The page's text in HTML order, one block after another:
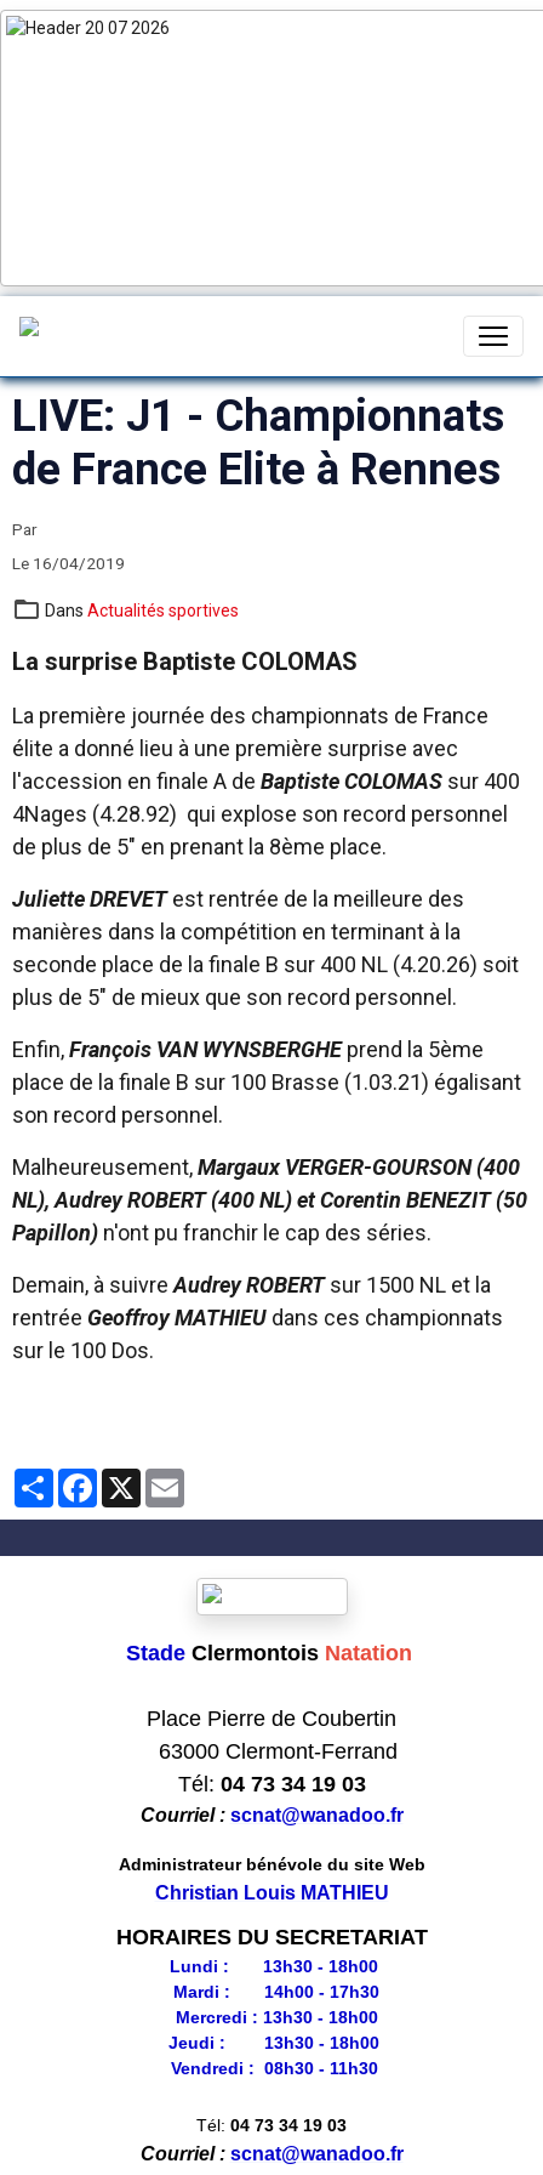
LIVE: J1 - Championnats
de France Elite à Rennes
Par
Le 16/04/2019
Dans Actualités sportives
La surprise Baptiste COLOMAS
La première journée des championnats de France
élite a donné lieu à une première surprise avec
l'accession en finale A de Baptiste COLOMAS sur 400
4Nages (4.28.92) qui explose son record personnel
de plus de 5" en prenant la 8ème place.
Juliette DREVETest rentrée de la meilleure des
manières dans la compétition en terminant à la
seconde place de la finale B sur 400 NL (4.20.26) soit
plus de 5" de mieux que son record personnel.
Enfin,François VAN WYNSBERGHEprend la 5ème
place de la finale B sur 100 Brasse (1.03.21) égalisant
son record personnel.
Malheureusement,Margaux VERGER-GOURSON (400
NL), Audrey ROBERT (400 NL) et Corentin BENEZIT (50
Papillon) n'ont pu franchir le cap des séries.
Demain, à suivreAudrey ROBERTsur 1500 NL et la
rentrée Geoffroy MATHIEU dans ces championnats
sur le 100 Dos.
PartagerFacebook
X
Stade Clermontois Natation
Place Pierre de Coubertin
63000 Clermont-Ferrand
Tél: 04 73 34 19 03
Courriel : scnat@wanadoo.fr
Administrateur bénévole du site Web
Christian Louis MATHIEU
HORAIRES DU SECRETARIAT
Lundi : 13h30 - 18h00
Mardi : 14h00 - 17h30
Mercredi : 13h30 - 18h00
Jeudi : 13h30 - 18h00
Vendredi : 08h30 - 11h30
Tél: 04 73 34 19 03
Courriel : scnat@wanadoo.fr